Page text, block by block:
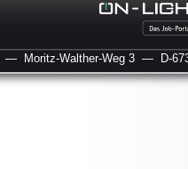
— Moritz-Walther-Weg 3 — D-